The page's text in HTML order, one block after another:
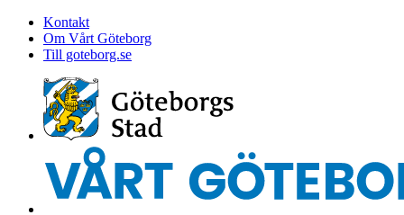
Kontakt
Om Vårt Göteborg
Till goteborg.se